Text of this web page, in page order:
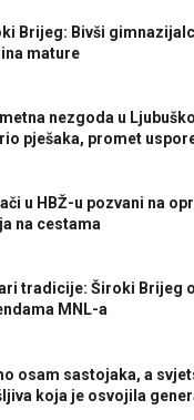
Brijeg: Bivši
mature
nezgoda u
pješaka, promet
u HBŽ-u pozvani na
na cestama
tradicije: Široki Brijeg
MNL-a
osam sastojaka, a
koja je osvojila